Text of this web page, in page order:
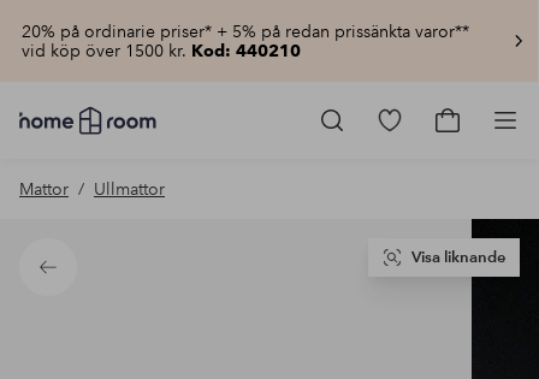
20% på ordinarie priser* + 5% på redan prissänkta varor**
vid köp över 1500 kr. Kod: 440210
Homeroom
–
hemmet
pris
Gå
Gå
Mattor Ullmattor
Tillbaka
Visa liknande